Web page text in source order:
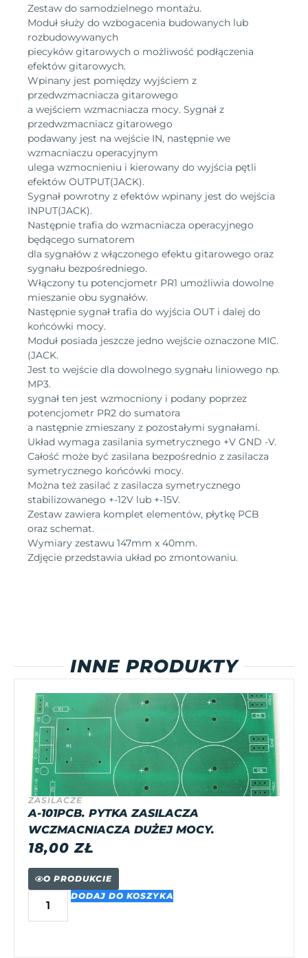
Zestaw do samodzielnego montażu.
Moduł służy do wzbogacenia budowanych lub
rozbudowywanych
piecyków gitarowych o możliwość podłączenia
efektów gitarowych.
Wpinany jest pomiędzy wyjściem z
przedwzmacniacza gitarowego
a wejściem wzmacniacza mocy. Sygnał z
przedwzmacniacz gitarowego
podawany jest na wejście IN, następnie we
wzmacniaczu operacyjnym
ulega wzmocnieniu i kierowany do wyjścia pętli
efektów OUTPUT(JACK).
Sygnał powrotny z efektów wpinany jest do wejścia
INPUT(JACK).
Następnie trafia do wzmacniacza operacyjnego
będącego sumatorem
dla sygnałów z włączonego efektu gitarowego oraz
sygnału bezpośredniego.
Włączony tu potencjometr PR1 umożliwia dowolne
mieszanie obu sygnałów.
Następnie sygnał trafia do wyjścia OUT i dalej do
końcówki mocy.
Moduł posiada jeszcze jedno wejście oznaczone MIC.
(JACK.
Jest to wejście dla dowolnego sygnału liniowego np.
MP3.
sygnał ten jest wzmocniony i podany poprzez
potencjometr PR2 do sumatora
a następnie zmieszany z pozostałymi sygnałami.
Układ wymaga zasilania symetrycznego +V GND -V.
Całość może być zasilana bezpośrednio z zasilacza
symetrycznego końcówki mocy.
Można też zasilać z zasilacza symetrycznego
stabilizowanego +-12V lub +-15V.
Zestaw zawiera komplet elementów, płytkę PCB
oraz schemat.
Wymiary zestawu 147mm x 40mm.
Zdjęcie przedstawia układ po zmontowaniu.
INNE PRODUKTY
ZASILACZE
A-101PCB. PYTKA ZASILACZA
WCZMACNIACZA DUŻEJ MOCY.
18,00ZŁ
O PRODUKCIE
DODAJ DO KOSZYKA